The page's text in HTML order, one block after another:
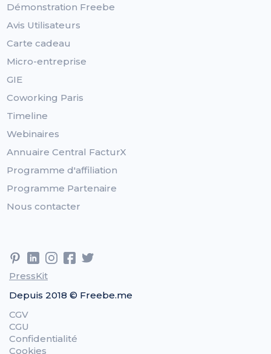
Démonstration Freebe
Avis Utilisateurs
Carte cadeau
Micro-entreprise
GIE
Coworking Paris
Timeline
Webinaires
Annuaire Central FacturX
Programme d'affiliation
Programme Partenaire
Nous contacter
PressKit
Depuis 2018 © Freebe.me
CGV
CGU
Confidentialité
Cookies